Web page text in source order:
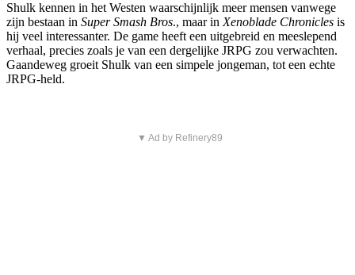
Shulk kennen in het Westen waarschijnlijk meer mensen vanwege
zijn bestaan in Super Smash Bros., maar in Xenoblade Chronicles is
hij veel interessanter. De game heeft een uitgebreid en meeslepend
verhaal, precies zoals je van een dergelijke JRPG zou verwachten.
Gaandeweg groeit Shulk van een simpele jongeman, tot een echte
JRPG-held.
▼ Ad by Refinery89